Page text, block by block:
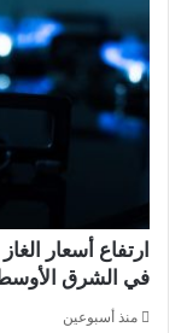
ارتفاع أسعار
في الشرق
منذ أسبوعين